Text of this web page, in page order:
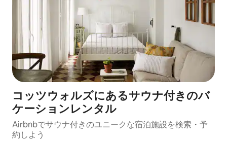
コッツウォルズにあるサウナ付きのバ
ケーションレンタル
Airbnbでサウナ付きのユニークな宿泊施設を検索・予
約しよう